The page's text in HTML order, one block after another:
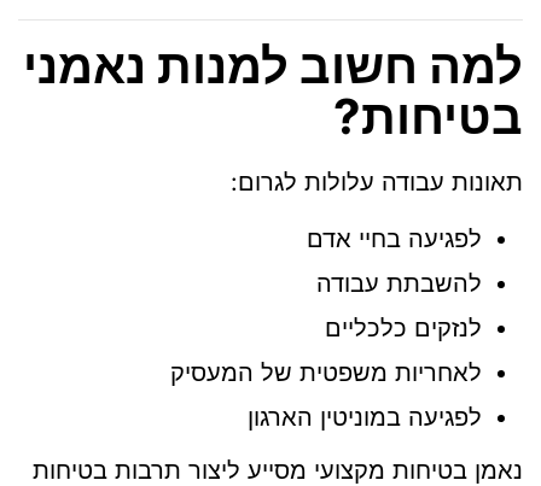
למה חשוב למנות נאמני
בטיחות?
תאונות עבודה עלולות לגרום:
לפגיעה בחיי אדם
להשבתת עבודה
לנזקים כלכליים
לאחריות משפטית של המעסיק
לפגיעה במוניטין הארגון
נאמן בטיחות מקצועי מסייע ליצור תרבות בטיחות